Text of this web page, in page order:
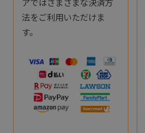
アではさまざまな決済方
法をご利用いただけま
す。